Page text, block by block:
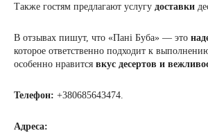
Также гостям предлагают услугу доставки
В отзывах пишут, что «Пані Буба» — это
которое ответственно подходит к
особенно нравится вкус десертов и
Телефон: +380685643474.
Адреса: